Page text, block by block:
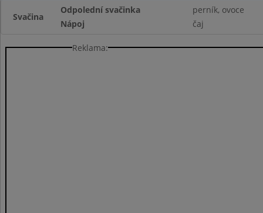
Svačina
Odpolední svačinka
perník, ovoce
Nápoj
čaj
Reklama: